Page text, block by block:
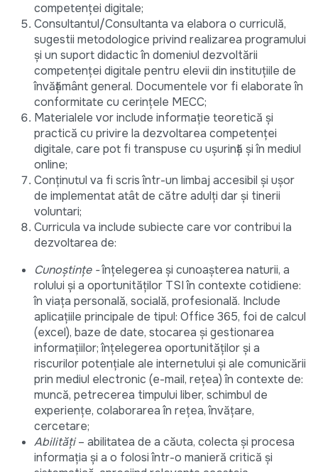
competenței digitale;
Consultantul/Consultanta va elabora o curriculă,
sugestii metodologice privind realizarea programului
și un suport didactic în domeniul dezvoltării
competenței digitale pentru elevii din instituțiile de
învățământ general. Documentele vor fi elaborate în
conformitate cu cerințele MECC;
Materialele vor include informație teoretică și
practică cu privire la dezvoltarea competenței
digitale, care pot fi transpuse cu ușurință și în mediul
online;
Conținutul va fi scris într-un limbaj accesibil și ușor
de implementat atât de către adulți dar și tinerii
voluntari;
Curricula va include subiecte care vor contribui la
dezvoltarea de:
Cunoștințe -înţelegerea şi cunoaşterea naturii, a
rolului şi a oportunităţilor TSI în contexte cotidiene:
în viaţa personală, socială, profesională. Include
aplicaţiile principale de tipul: Office 365, foi de calcul
(excel), baze de date, stocarea şi gestionarea
informaţiilor; înţelegerea oportunităţilor şi a
riscurilor potenţiale ale internetului şi ale comunicării
prin mediul electronic (e-mail, reţea) în contexte de:
muncă, petrecerea timpului liber, schimbul de
experienţe, colaborarea în reţea, învăţare,
cercetare;
Abilități– abilitatea de a căuta, colecta şi procesa
informaţia şi a o folosi într-o manieră critică şi